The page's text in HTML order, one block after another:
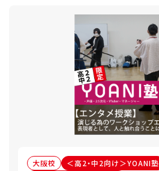
大阪校
＜高2・中2向け＞YOANI塾